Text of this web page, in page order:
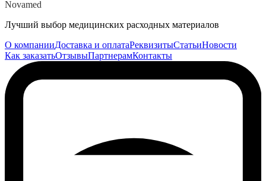
Novamed
Лучший выбор медицинских расходных материалов
О компанииДоставка и оплатаРеквизитыСтатьиНовости
Как заказатьОтзывыПартнерамКонтакты